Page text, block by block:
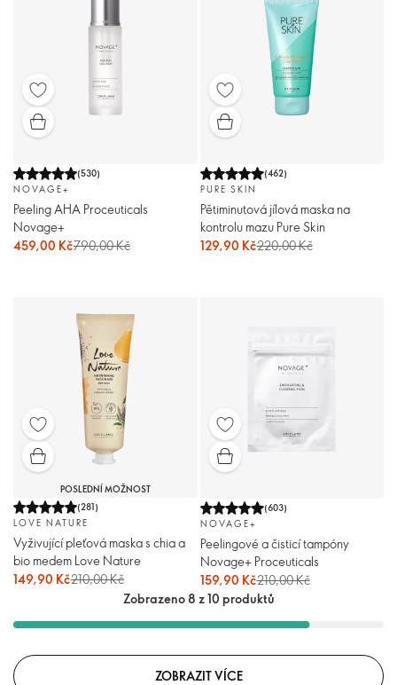
(530)
NOVAGE+
Peeling AHA Proceuticals
Novage+
459,00 Kč790,00 Kč
(462)
PURE SKIN
Pětiminutová jílová maska na
kontrolu mazu Pure Skin
129,90 Kč220,00 Kč
POSLEDNÍ MOŽNOST
(281)
LOVE NATURE
Vyživující pleťová maska ​​s chia a
bio medem Love Nature
149,90 Kč210,00 Kč
(603)
NOVAGE+
Peelingové a čisticí tampóny
Novage+ Proceuticals
159,90 Kč210,00 Kč
Zobrazeno 8 z 10 produktů
ZOBRAZIT VÍCE